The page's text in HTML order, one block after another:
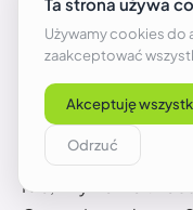
szczególnie jeśli
cheata.
Czy trzeba
grać w gry z
Nie, zwykle nie